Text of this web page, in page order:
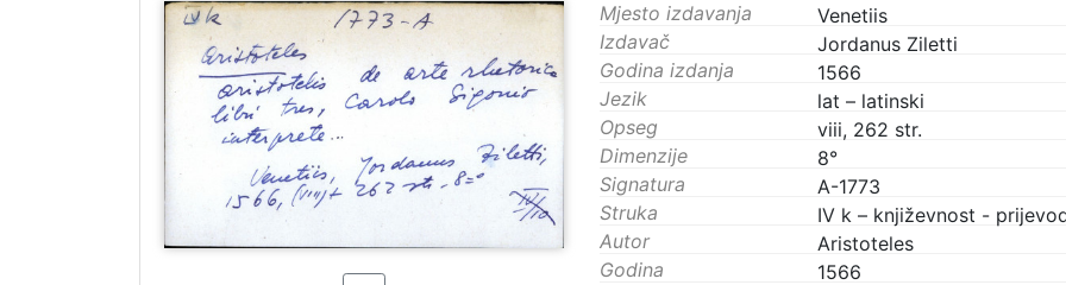
Mjesto izdavanja
Venetiis
Izdavač
Jordanus Ziletti
Godina izdanja
1566
Jezik
lat – latinski
Opseg
viii, 262 str.
Dimenzije
8°
Signatura
A-1773
Struka
IV k – književnost -
Autor
Aristoteles
Godina
1566